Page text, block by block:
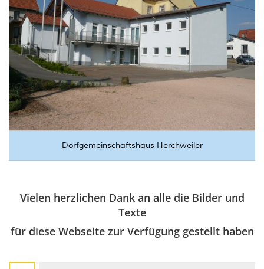
WkB Straßenbeleuchtung Kusel
Wohnmobilstellplätze
Wander- & Gästeführer*innen
Mängelmelder der Wanderwege
Mitbringsel & Andenken
Dorfgemeinschaftshaus Herchweiler
Vielen herzlichen Dank an alle die Bilder und
Texte
für diese Webseite zur Verfügung gestellt haben